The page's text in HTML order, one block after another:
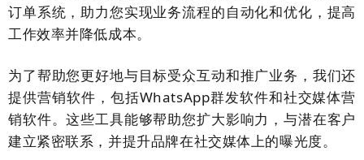
订单系统，助力您实现业务流程的自动化和优化，提高
工作效率并降低成本。
为了帮助您更好地与目标受众互动和推广业务，我们还
提供营销软件，包括WhatsApp群发软件和社交媒体营
销软件。这些工具能够帮助您扩大影响力，与潜在客户
建立紧密联系，并提升品牌在社交媒体上的曝光度。